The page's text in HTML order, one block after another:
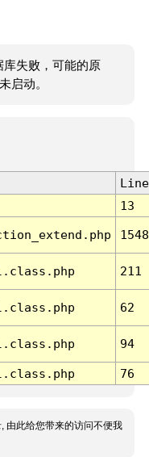
库失败，可能的原
启动。
Line
13
1548
211
62
94
76
由此给您带来的访问不便我